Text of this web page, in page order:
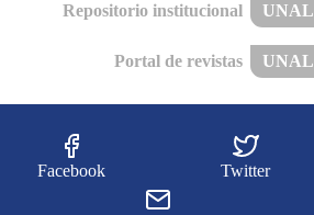
Repositorio institucional UNAL
Portal de revistas UNAL
Facebook Twitter